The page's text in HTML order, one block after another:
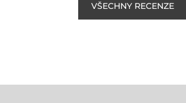
VŠECHNY RECENZE